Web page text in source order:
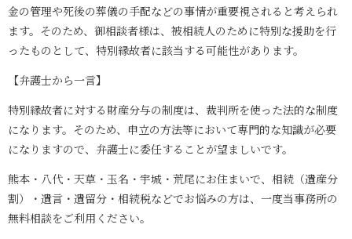
金の管理や死後の葬儀の手配などの事情が重要視されると考えられ
ます。そのため、御相談者様は、被相続人のために特別な援助を行
ったものとして、特別縁故者に該当する可能性があります。
【弁護士から一言】
特別縁故者に対する財産分与の制度は、裁判所を使った法的な制度
になります。そのため、申立の方法等において専門的な知識が必要
になりますので、弁護士に委任することが望ましいです。
熊本・八代・天草・玉名・宇城・荒尾にお住まいで、相続（遺産分
割）・遺言・遺留分・相続税などでお悩みの方は、一度当事務所の
無料相談をご利用ください。